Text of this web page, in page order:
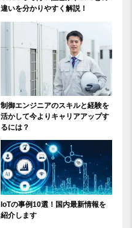
違いを分かりやすく解説！
制御エンジニアのスキルと経験を
活かして今よりキャリアアップす
るには？
IoTの事例10選！国内最新情報を
紹介します